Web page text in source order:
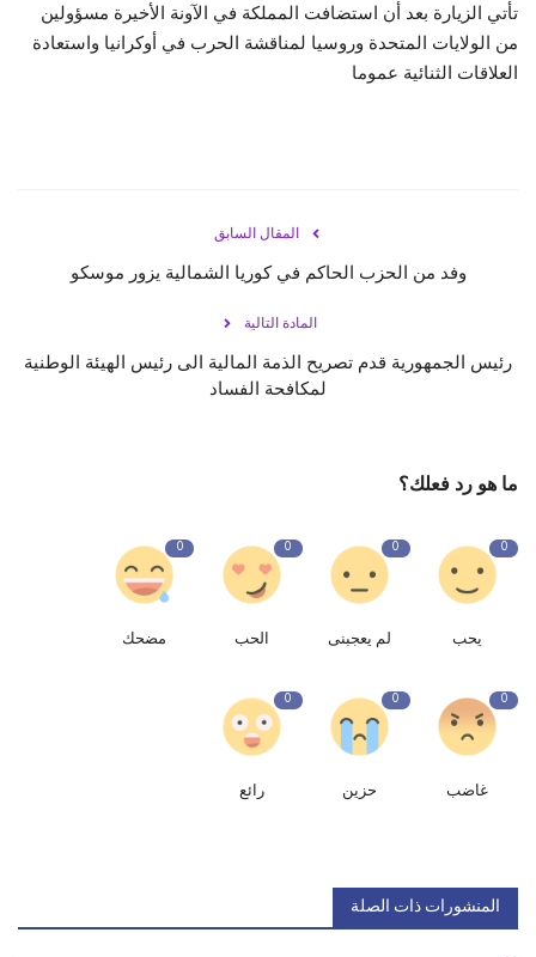
تأتي الزيارة بعد أن استضافت المملكة في الآونة الأخيرة مسؤولين
من الولايات المتحدة وروسيا لمناقشة الحرب في أوكرانيا واستعادة
العلاقات الثنائية عموما
المقال السابق
وفد من الحزب الحاكم في كوريا الشمالية يزور موسكو
المادة التالية
رئيس الجمهورية قدم تصريح الذمة المالية الى رئيس الهيئة الوطنية
لمكافحة الفساد
ما هو رد فعلك؟
0
يحب
0
لم يعجبنى
0
الحب
0
مضحك
0
غاضب
0
حزين
0
رائع
المنشورات ذات الصلة